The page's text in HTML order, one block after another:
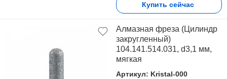
Купить сейчас
Алмазная фреза (Цилиндр
закругленный)
104.141.514.031, d3,1 мм,
мягкая
Артикул: Kristal-000